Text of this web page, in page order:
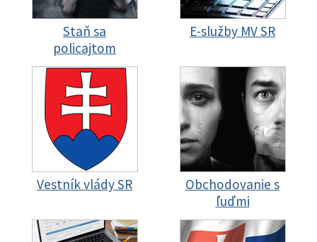
Staň sa
policajtom
E-služby MV SR
Vestník vlády SR
Obchodovanie s
ľuďmi